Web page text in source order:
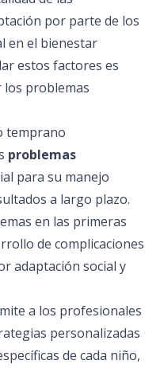
por parte de los
en el bienestar
estos factores es
problemas
temprano
problemas
para su manejo
a largo plazo.
en las primeras
de complicaciones
adaptación social y
a los profesionales
personalizadas
de cada niño,